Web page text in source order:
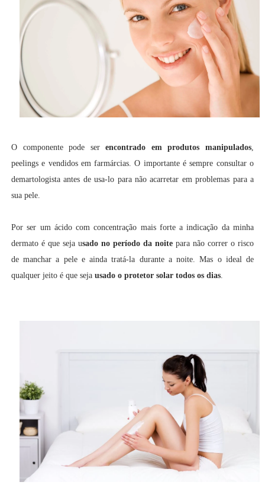
O componente pode serencontrado em produtos manipulados,
peelings e vendidos em farmárcias. O importante é sempre consultar o
demartologista antes de usa-lo para não acarretar em problemas para a
sua pele.
Por ser um ácido com concentração mais forte a indicação da minha
dermato é que seja usado no período da noitepara não correr o risco
de manchar a pele e ainda tratá-la durante a noite. Mas o ideal de
qualquer jeito é que sejausado o protetor solar todos os dias.